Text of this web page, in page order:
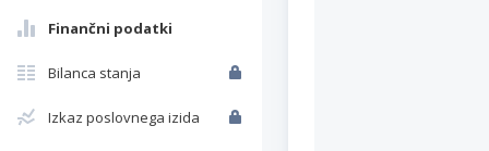
Finančni podatki
Bilanca stanja
Izkaz poslovnega izida